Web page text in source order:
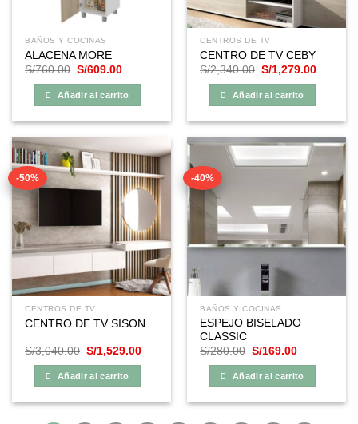
BAÑOS Y COCINAS
ALACENA MORE
S/760.00 El
original
era:
S/609.00El
es:
Añadir al carrito
CENTROS DE TV
CENTRO DE TV CEBY
S/2,340.00 El
original
era:
S/1,279.00El
Añadir al carrito
-50%
CENTROS DE TV
CENTRO DE TV SISON
S/3,040.00 El
original
era:
S/1,529.00El
Añadir al carrito
-40%
BAÑOS Y COCINAS
ESPEJO BISELADO
CLASSIC
S/280.00 El
original
era:
S/169.00El
actual
es:
Añadir al carrito